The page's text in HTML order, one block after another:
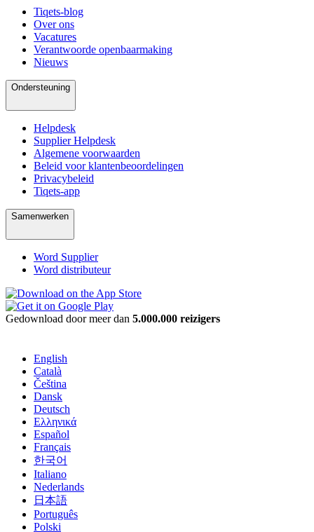
Tiqets-blog
Over ons
Vacatures
Verantwoorde openbaarmaking
Nieuws
Ondersteuning
Helpdesk
Supplier Helpdesk
Algemene voorwaarden
Beleid voor klantenbeoordelingen
Privacybeleid
Tiqets-app
Samenwerken
Word Supplier
Word distributeur
Gedownload door meer dan 5.000.000 reizigers
English
Català
Čeština
Dansk
Deutsch
Ελληνικά
Español
Français
한국어
Italiano
Nederlands
日本語
Português
Polski